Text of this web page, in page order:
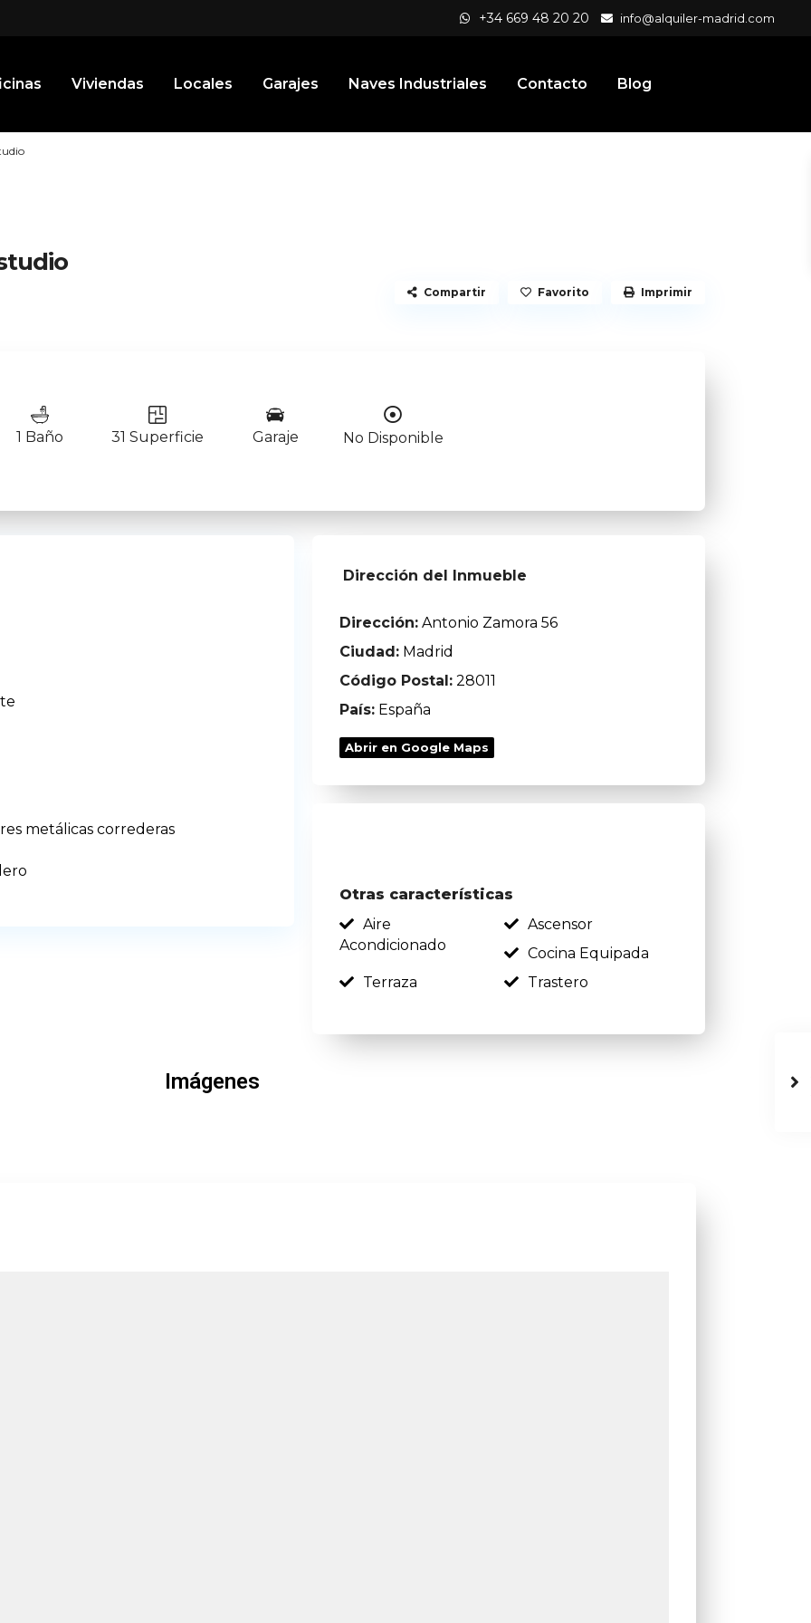
+34 669 48 20 20 info@alquiler-madrid.com
Viviendas Locales Garajes Naves Industriales Contacto Blog
Compartir Favorito Imprimir
1 Baño 31 Superficie Garaje No Disponible
metálicas correderas
Dirección del Inmueble
Dirección: Antonio Zamora 56
Ciudad: Madrid
Código Postal: 28011
País: España
Abrir en Google Maps
Otras características
Aire
Acondicionado
Ascensor
Cocina Equipada
Terraza
Trastero
Imágenes